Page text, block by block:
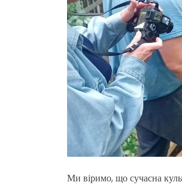
Ми віримо, що сучасна